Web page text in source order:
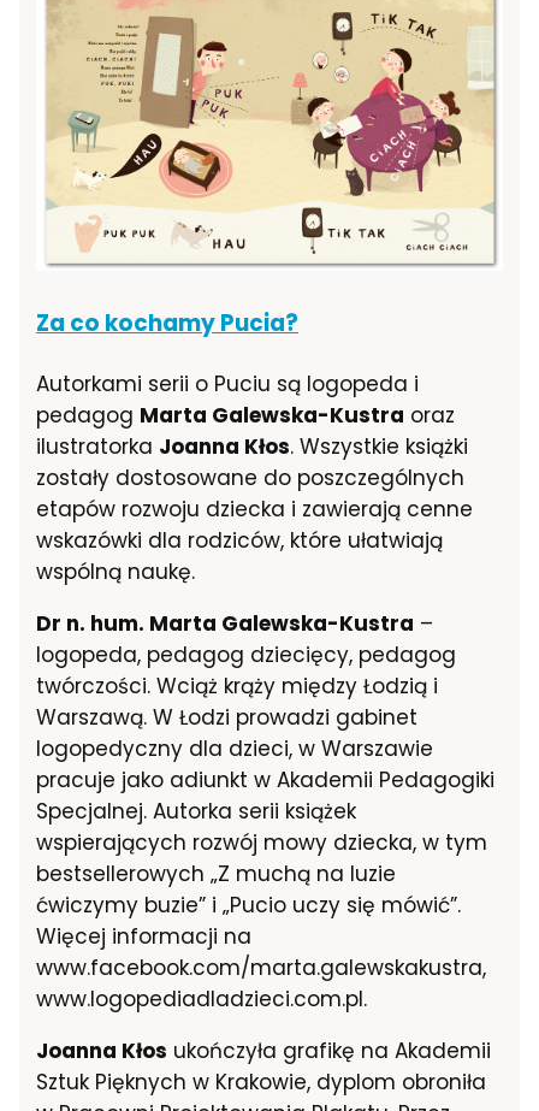
Za co kochamy Pucia?
Autorkami serii o Puciu są logopeda i
pedagog Marta Galewska-Kustra oraz
ilustratorka Joanna Kłos. Wszystkie książki
zostały dostosowane do poszczególnych
etapów rozwoju dziecka i zawierają cenne
wskazówki dla rodziców, które ułatwiają
wspólną naukę.
Dr n. hum. Marta Galewska-Kustra –
logopeda, pedagog dziecięcy, pedagog
twórczości. Wciąż krąży między Łodzią i
Warszawą. W Łodzi prowadzi gabinet
logopedyczny dla dzieci, w Warszawie
pracuje jako adiunkt w Akademii Pedagogiki
Specjalnej. Autorka serii książek
wspierających rozwój mowy dziecka, w tym
bestsellerowych „Z muchą na luzie
ćwiczymy buzie” i „Pucio uczy się mówić”.
Więcej informacji na
www.facebook.com/marta.galewskakustra,
www.logopediadladzieci.com.pl.
Joanna Kłos ukończyła grafikę na Akademii
Sztuk Pięknych w Krakowie, dyplom obroniła